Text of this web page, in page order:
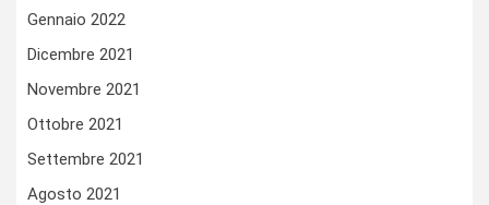
Gennaio 2022
Dicembre 2021
Novembre 2021
Ottobre 2021
Settembre 2021
Agosto 2021